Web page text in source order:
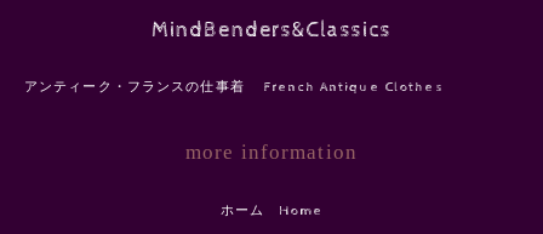
MindBenders&Classics
アンティーク・フランスの仕事着 French Antique Clothes
more information
ホーム Home